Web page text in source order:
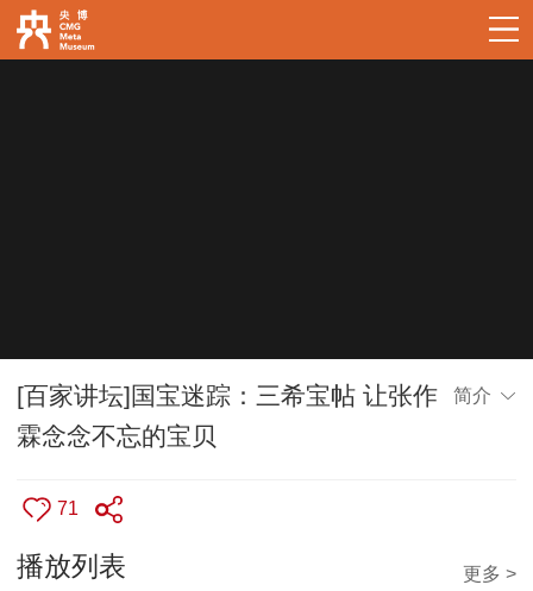
[百家讲坛]国宝迷踪：三希宝帖 让张作
霖念念不忘的宝贝
简介
71
播放列表 更多 >